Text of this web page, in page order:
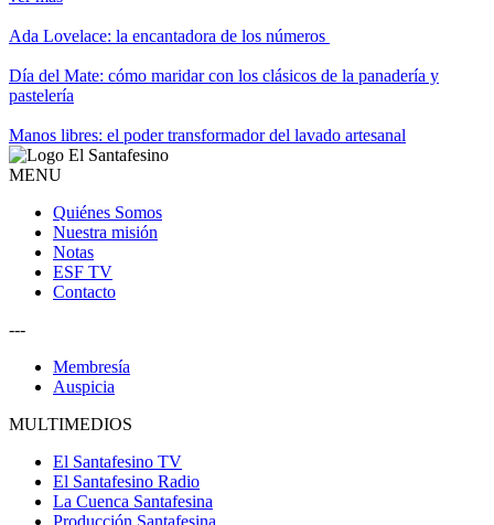
Ada Lovelace: la encantadora de los números
Día del Mate: cómo maridar con los clásicos de la panadería y
pastelería
Manos libres: el poder transformador del lavado artesanal
MENU
Quiénes Somos
Nuestra misión
Notas
ESF TV
Contacto
---
Membresía
Auspicia
MULTIMEDIOS
El Santafesino TV
El Santafesino Radio
La Cuenca Santafesina
Producción Santafesina